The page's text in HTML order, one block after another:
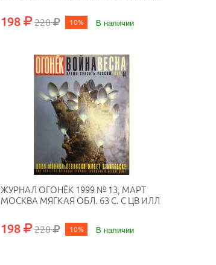
198 220 10% В наличии
ЖУРНАЛ ОГОНЁК 1999 № 13, МАРТ
МОСКВА МЯГКАЯ ОБЛ. 63 С. С ЦВ ИЛЛ
198 220 10% В наличии